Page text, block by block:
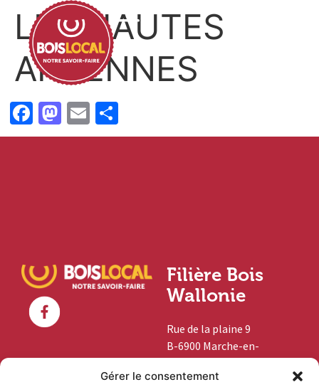
Gérer le consentement
LES HAUTES
ARDENNES
Facebook
Mastodon
Email
Filière Bois
Wallonie
Rue de la plaine 9
B-6900 Marche-en-